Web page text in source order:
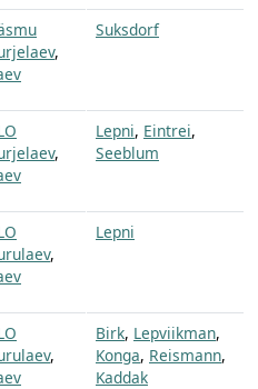
,
Suksdorf
,
Lepni, Eintrei,
Seeblum
,
Lepni
,
Birk, Lepviikman,
Konga, Reismann,
Kaddak